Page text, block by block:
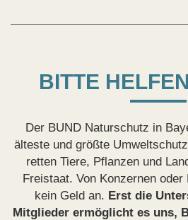
BITTE
Der BUND Naturschutz in
älteste und größte
retten Tiere, Pflanzen und
Freistaat. Von Konzernen
kein Geld an. Erst die
Mitglieder ermöglicht es uns,